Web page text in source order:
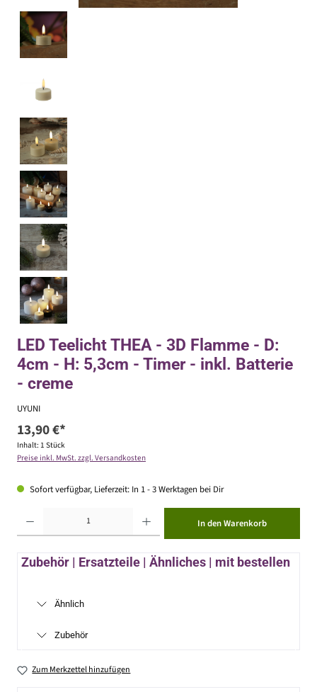
LED Teelicht THEA - 3D Flamme - D:
4cm - H: 5,3cm - Timer - inkl. Batterie
- creme
UYUNI
13,90 €*
Inhalt: 1 Stück
Preise inkl. MwSt. zzgl. Versandkosten
Sofort verfügbar, Lieferzeit: In 1 - 3 Werktagen bei Dir
In den Warenkorb
Zubehör | Ersatzteile | Ähnliches | mit bestellen
Ähnlich
Zubehör
Zum Merkzettel hinzufügen